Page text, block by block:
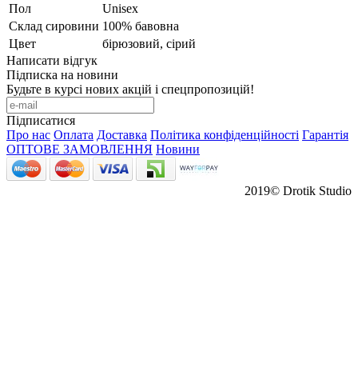
Пол
Unisex
Склад сировини 100% бавовна
Цвет
бірюзовий, сірий
Написати відгук
Підписка на новини
Будьте в курсі нових акцій і спецпропозицій!
Підписатися
Про нас Оплата Доставка Політика конфіденційності Гарантія
ОПТОВЕ ЗАМОВЛЕННЯ Новини
2019© Drotik Studio